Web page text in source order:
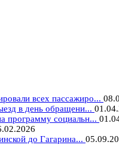
всех пассажиро...
в день обращени...
программу социальн...
до Гагарина...